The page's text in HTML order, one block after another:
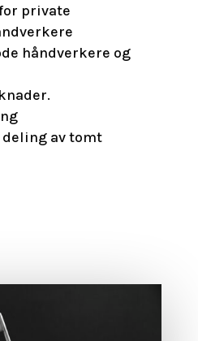
private
håndverkere og
av tomt